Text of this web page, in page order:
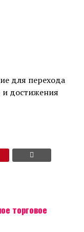
для перехода
и достижения
торговое